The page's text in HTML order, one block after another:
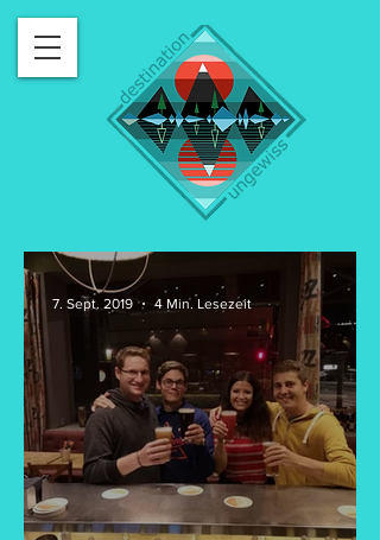
7. Sept. 2019 4 Min. Lesezeit